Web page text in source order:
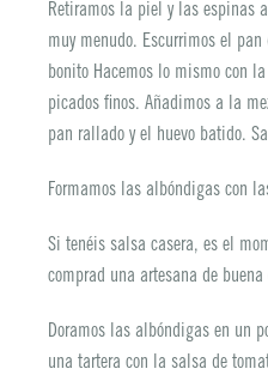
Retiramos la piel y las espinas
muy menudo. Escurrimos el
bonito Hacemos lo mismo con
picados finos. Añadimos a la
pan rallado y el huevo batido.
Formamos las albóndigas con
Si tenéis salsa casera, es el
comprad una artesana de
Doramos las albóndigas en un
una tartera con la salsa de